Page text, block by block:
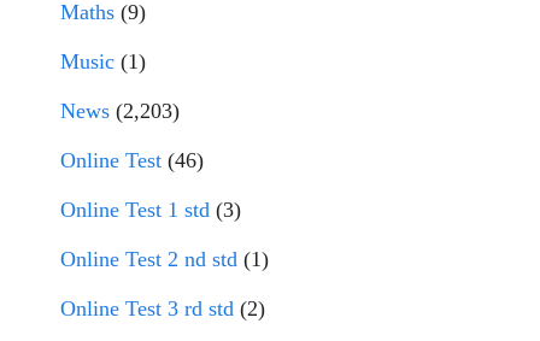
Maths (9)
Music (1)
News (2,203)
Online Test (46)
Online Test 1 std (3)
Online Test 2 nd std (1)
Online Test 3 rd std (2)